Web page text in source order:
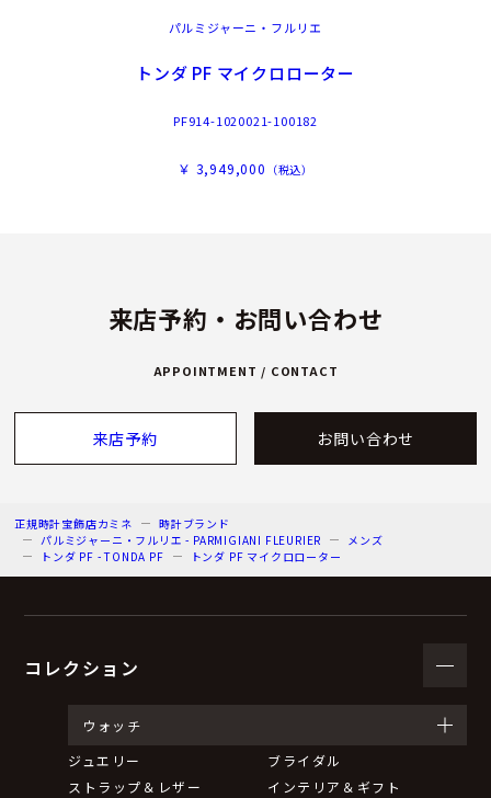
パルミジャーニ・フルリエ
トンダ PF マイクロローター
PF914-1020021-100182
￥ 3,949,000 （税込）
来店予約・お問い合わせ
APPOINTMENT / CONTACT
来店予約 お問い合わせ
正規時計宝飾店カミネ
時計ブランド
パルミジャーニ・フルリエ - PARMIGIANI FLEURIER
メンズ
トンダ PF - TONDA PF
トンダ PF マイクロローター
コレクション
ウォッチ
ジュエリー
ブライダル
ストラップ＆レザー
インテリア＆ギフト